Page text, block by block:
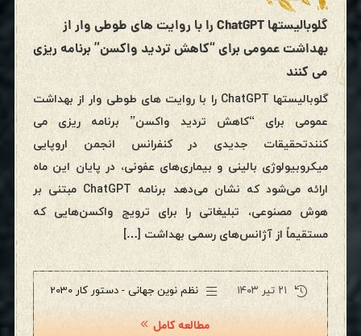
گلوبالیستها ChatGPT را با روایت های طوطی وار از
بهداشت عمومی برای “کاهش تردید واکسن” برنامه ریزی
می کنند
گلوبالیستها ChatGPT را با روایت های طوطی وار از بهداشت
عمومی برای “کاهش تردید واکسن” برنامه ریزی می
کنندتحقیقات جدیدی در کنفرانس انجمن اروپایی
میکروبیولوژی بالینی و بیماری‌های عفونی، در پایان این ماه
ارائه می‌شود که نشان می‌دهد برنامه ChatGPT مبتنی بر
هوش مصنوعی، تبلیغاتی را برای ترویج واکسن‌هایی که
مستقیماً از آژانس‌های رسمی بهداشت […]
۲۱ تیر ۱۴۰۳ نظم نوین جهانی - دستور کار 2030
مطالعه کامل